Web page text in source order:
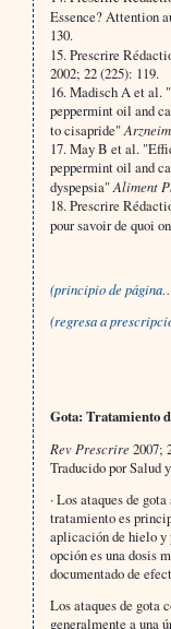
Essence? Attention
130.
15. Prescrire
2002; 22 (225): 119.
16. Madisch A et al.
peppermint oil and
to cisapride"
17. May B et al.
peppermint oil and
dyspepsia"Aliment
18. Prescrire
pour savoir de quoi
(principio de
(regresa ap
Gota: Tratamiento
Rev Prescrire2007;
Traducido por Salud
·Los ataques de
tratamiento es
aplicación de hielo
opción es una dosis
documentado de
Los ataques de gota
generalmente a una